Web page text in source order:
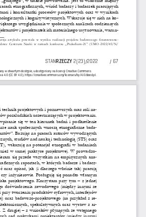
/ 67
STANRZECZY 2(23)/2022
etnograficznych, wśród badaczy i badaczek pracujących
i konsultantki procesów projektowych oraz w wynikach
i kognitywistycznych. Wskazuje się w nich na ko-
uwzględniania w społecznych analizach codziennych
i projektantek ich materialnego usytuowania, warun-
artykułu powstała w wyniku realizacji projektu badawczego finansowane-
Centrum Nauki w ramach konkursu „Preludium-21” (UMO-2022/45/N/
w otwartym dostępie, udostępniony na licencji Creative Commons
4.0 (CC BY 4.0), https://creativecommons.org/licenses/by/4.0/deed.pl.
technik projektowych i poznawczych oraz roli na-
pozaludzkich uczestniczących w projektowaniu.
się w ten kierunek badań i podkreślenie
nauk społecznych wnoszą etnograficzne bada-
Bazując na pracach autorów wywodzących
studiów nad nauką i technologią (STS) oraz
wskazuję na potencjał etnografii w badaniach
w samej praktyce projektowej. W prowadzo-
się przede wszystkim na empirycznych ana-
raportach, w których badacze i badacz-
oraz opisać, jak (i dlaczego właśnie tak) pracują
inżynierowie. Posługuję się ponadto własnym
projektowego. Korzystam przy tym – z jednej
doświadczenia zawodowego (między innymi ze
przy tworzeniu produktów cyfrowych, interfejsów
oraz badawczo-projektowego (na przykład z re-
spekulatywnych oraz wystaw z ar-
Z drugiej – z wniosków płynących ze wstępnego
nad praktykami projektantów (między innymi